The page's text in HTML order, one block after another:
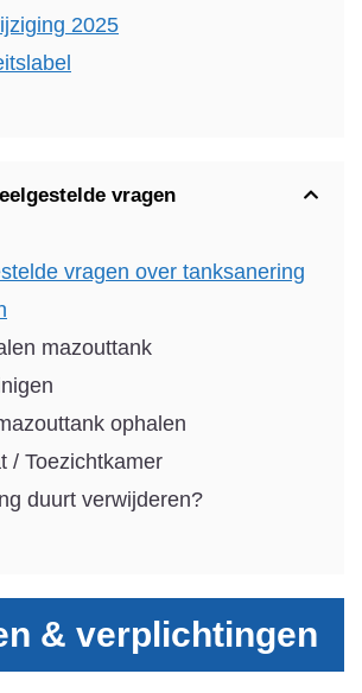
2025
vragen
vragen over tanksanering
mazouttank
ophalen
/ Toezichtkamer
duurt verwijderen?
& verplichtingen